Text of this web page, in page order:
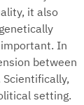
it also
In
between
setting.